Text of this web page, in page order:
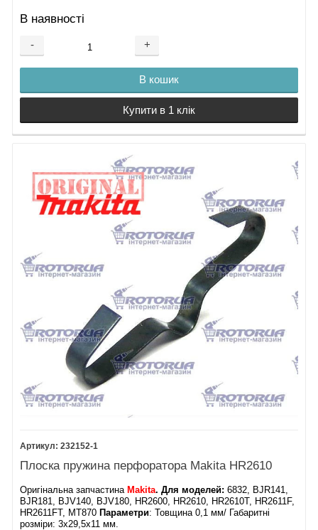
В наявності
- +
В кошик
Купити в 1 клік
232152-1
Плоска пружина перфоратора Makita HR2610
Оригінальна запчастина Makita. Для моделей: 6832, BJR141,
BJR181, BJV140, BJV180, HR2600, HR2610, HR2610T, HR2611F,
HR2611FT, MT870 Параметри: Товщина 0,1 мм/ Габаритні
розміри: 3х29,5х11 мм.